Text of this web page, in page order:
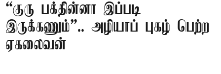
“குரு பக்தின்னா இப்படி
இருக்கணும்”.. அழியாப் புகழ் பெற்ற
ஏகலைவன்